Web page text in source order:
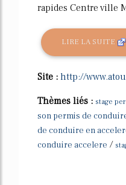
rapides Centre ville
LIRE LA SUITE
Site : http://
Thèmes liés : stage
son permis de
de conduire en
conduire accelere /